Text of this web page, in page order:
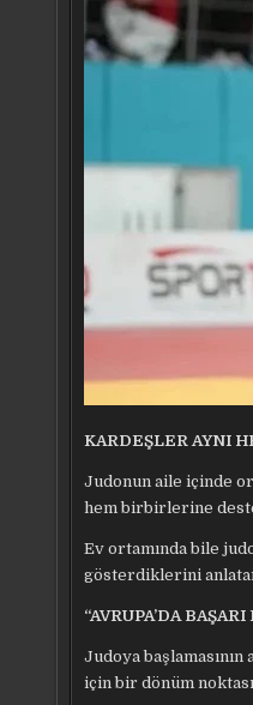
KARDEŞLER AYNI
Judonun aile içinde
hem birbirlerine
Ev ortamında bile
gösterdiklerini
“AVRUPA’DA
Judoya
için bir dönüm